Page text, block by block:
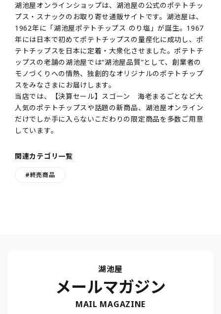
湖池屋オンラインショップは、湖池屋の公式のポテトチッ
プス・スナックのお取り寄せ通販サイトです。湖池屋は、
1962年に「湖池屋ポテトチップス のり塩」が誕生。1967
年には日本で初めてポテトチップスの量産化に成功し、ポ
テトチップスを日本に定着・大衆化させました。ポテトチ
ップスの老舗の湖池屋では“湖池屋品質”として、創業者の
モノづくりへの情熱、独創的なオリジナルのポテトチップ
スをみなさまにお届けします。
当店では、【決算セール】スゴーン 海老まるごとなど大
人気のポテトチップスや話題の新商品、湖池屋オンライン
だけでしか手に入らないこだわりの限定商品を多数ご用意
しています。
関連カテゴリ一覧
#終売商品
湖池屋
メールマガジン
MAIL MAGAZINE